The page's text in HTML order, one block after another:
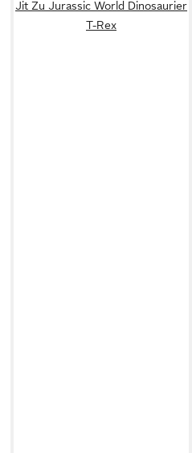
Jit Zu Jurassic World Dinosaurier
T-Rex